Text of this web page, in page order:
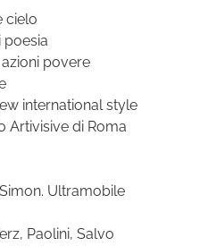
cielo
poesia
povere
international style
Artivisive di Roma
Ultramobile
Paolini, Salvo